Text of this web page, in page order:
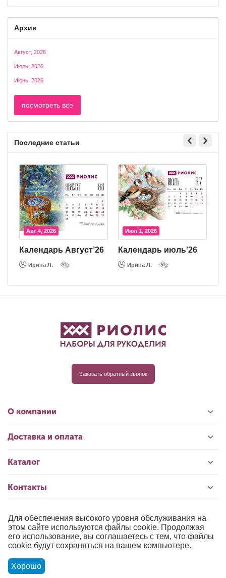
Архив
Август, 2026
Июль, 2026
Июнь, 2026
посмотреть все
Последние статьи
Авг 4, 2026
Календарь Август’26
Ирина Л.
Июл 1, 2026
Календарь июль'26
Ирина Л.
Заказать обратный звонок
О компании
Доставка и оплата
Каталог
Контакты
© 1996-2026 «РИОЛИС»
Публичная оферта
Политика обработки персональных данных
Для обеспечения высокого уровня обслуживания на
этом сайте используются файлы cookie. Продолжая
его использование, вы соглашаетесь с тем, что файлы
cookie будут сохраняться на вашем компьютере.
Хорошо